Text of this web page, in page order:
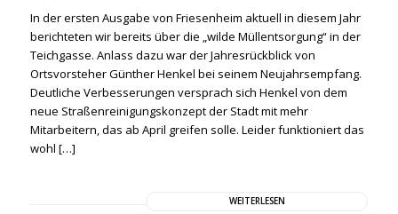
In der ersten Ausgabe von Friesenheim aktuell in diesem Jahr
berichteten wir bereits über die „wilde Müllentsorgung“ in der
Teichgasse. Anlass dazu war der Jahresrückblick von
Ortsvorsteher Günther Henkel bei seinem Neujahrsempfang.
Deutliche Verbesserungen versprach sich Henkel von dem
neue Straßenreinigungskonzept der Stadt mit mehr
Mitarbeitern, das ab April greifen solle. Leider funktioniert das
wohl […]
WEITERLESEN